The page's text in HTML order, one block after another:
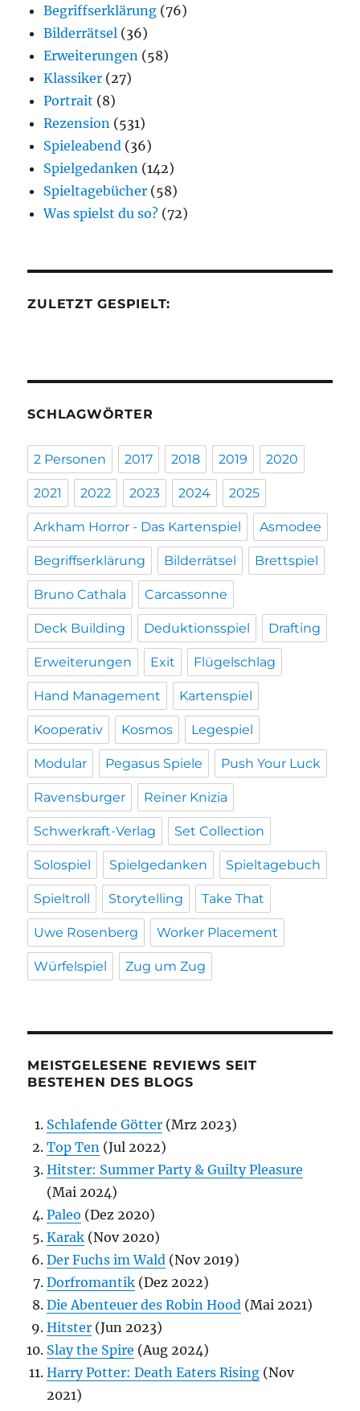
Begriffserklärung (76)
Bilderrätsel (36)
Erweiterungen (58)
Klassiker (27)
Portrait (8)
Rezension (531)
Spieleabend (36)
Spielgedanken (142)
Spieltagebücher (58)
Was spielst du so? (72)
ZULETZT GESPIELT:
SCHLAGWÖRTER
2 Personen 2017 2018 2019 2020
2021 2022 2023 2024 2025
Arkham Horror - Das Kartenspiel Asmodee
Begriffserklärung Bilderrätsel Brettspiel
Bruno Cathala Carcassonne
Deck Building Deduktionsspiel Drafting
Erweiterungen Exit Flügelschlag
Hand Management Kartenspiel
Kooperativ Kosmos Legespiel
Modular Pegasus Spiele Push Your Luck
Ravensburger Reiner Knizia
Schwerkraft-Verlag Set Collection
Solospiel Spielgedanken Spieltagebuch
Spieltroll Storytelling Take That
Uwe Rosenberg Worker Placement
Würfelspiel Zug um Zug
MEISTGELESENE REVIEWS SEIT
BESTEHEN DES BLOGS
Schlafende Götter (Mrz 2023)
Top Ten (Jul 2022)
Hitster: Summer Party & Guilty Pleasure
(Mai 2024)
Paleo (Dez 2020)
Karak (Nov 2020)
Der Fuchs im Wald (Nov 2019)
Dorfromantik (Dez 2022)
Die Abenteuer des Robin Hood (Mai 2021)
Hitster (Jun 2023)
Slay the Spire (Aug 2024)
Harry Potter: Death Eaters Rising (Nov
2021)